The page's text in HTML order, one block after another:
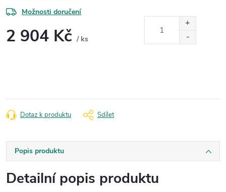
Možnosti doručení
2 904 Kč / ks
Dotaz k produktu Sdílet
Popis produktu
Detailní popis produktu